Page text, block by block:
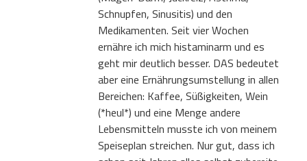
Schnupfen, Sinusitis) und den
Medikamenten. Seit vier Wochen
ernähre ich mich histaminarm und es
geht mir deutlich besser. DAS bedeutet
aber eine Ernährungsumstellung in allen
Bereichen: Kaffee, Süßigkeiten, Wein
(*heul*) und eine Menge andere
Lebensmitteln musste ich von meinem
Speiseplan streichen. Nur gut, dass ich